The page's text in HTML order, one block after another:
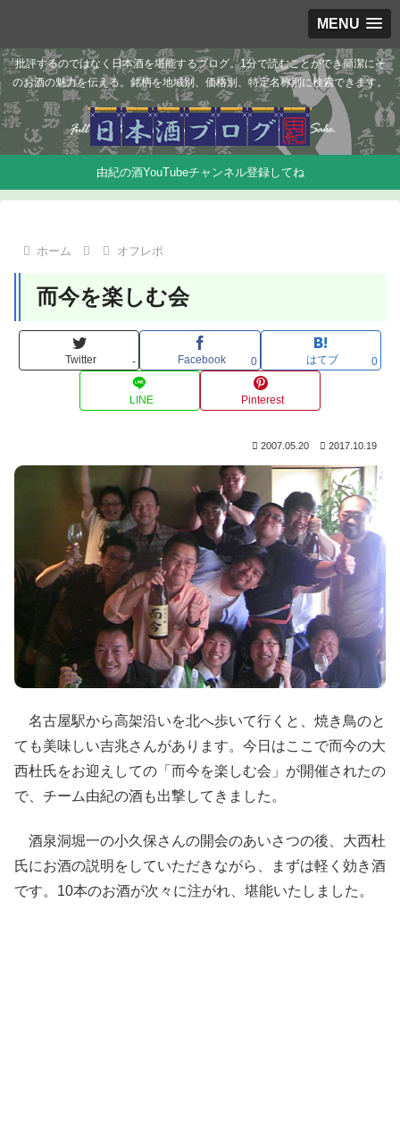
MENU
批評するのではなく日本酒を堪能するブログ。1分で読むことができ簡潔にそ
のお酒の魅力を伝える。銘柄を地域別、価格別、特定名称別に検索できます。
由紀の酒YouTubeチャンネル登録してね
ホーム オフレポ
而今を楽しむ会
Twitter - Facebook 0 はてブ 0
LINE Pinterest
2007.05.20 2017.10.19
名古屋駅から高架沿いを北へ歩いて行くと、焼き鳥のと
ても美味しい吉兆さんがあります。今日はここで而今の大
西杜氏をお迎えしての「而今を楽しむ会」が開催されたの
で、チーム由紀の酒も出撃してきました。
酒泉洞堀一の小久保さんの開会のあいさつの後、大西杜
氏にお酒の説明をしていただきながら、まずは軽く効き酒
です。10本のお酒が次々に注がれ、堪能いたしました。